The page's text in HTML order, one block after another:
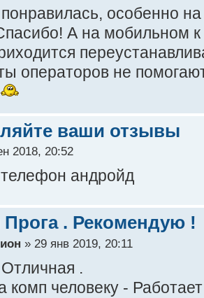
особенно на
А на мобильном
операторов не
ваши отзывы
2018, 20:52
андройд
. Рекомендую !
» 29 янв 2019, 20:11
.
комп человеку -